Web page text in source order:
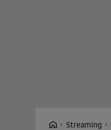
Streaming